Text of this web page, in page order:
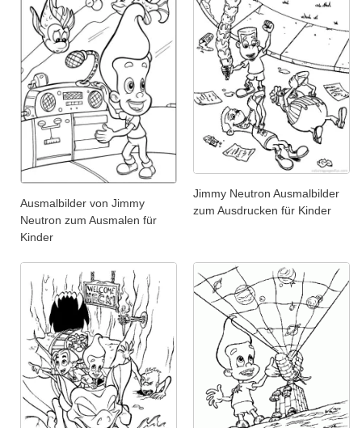
Ausmalbilder von Jimmy
Neutron zum Ausmalen für
Kinder
Jimmy Neutron Ausmalbilder
zum Ausdrucken für Kinder